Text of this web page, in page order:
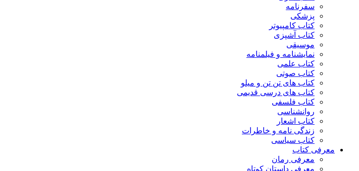
سفرنامه
پزشکی
کتاب کامپیوتر
کتاب آشپزی
موسیقی
نمایشنامه و فیلمنامه
کتاب علمی
کتاب صوتی
کتاب های تن تن و میلو
کتاب های درسی قدیمی
کتاب فلسفی
روانشناسی
کتاب اشعار
زندگی نامه و خاطرات
کتاب سیاسی
معرفی کتاب
معرفی رمان
معرفی داستان کوتاه